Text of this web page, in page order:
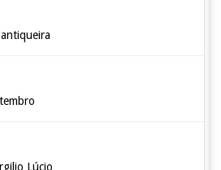
Lúcio